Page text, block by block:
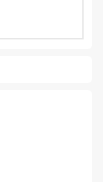
作は比較的得
とありがたいで